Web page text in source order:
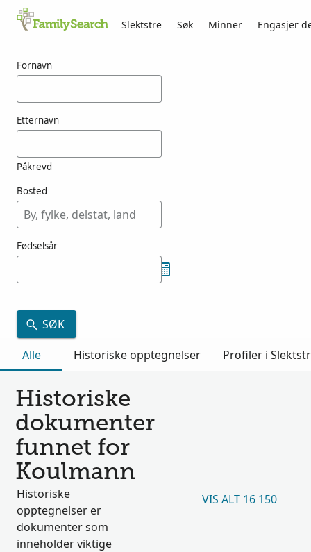
Slektstre Søk Minner Engasjer
Fornavn
Etternavn
Påkrevd
Bosted
Fødselsår
SØK
Alle
Historiske opptegnelser Profiler i
Historiske
dokumenter
funnet for
Koulmann
Historiske
opptegnelser er
dokumenter som
inneholder viktige
VIS ALT 16 150